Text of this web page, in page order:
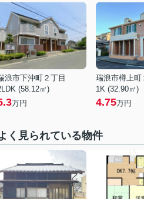
浪市下沖町２丁目
(58.12㎡)
万円
瑞浪市樽上町
1K (32.90㎡)
4.75万円
く見られている物件